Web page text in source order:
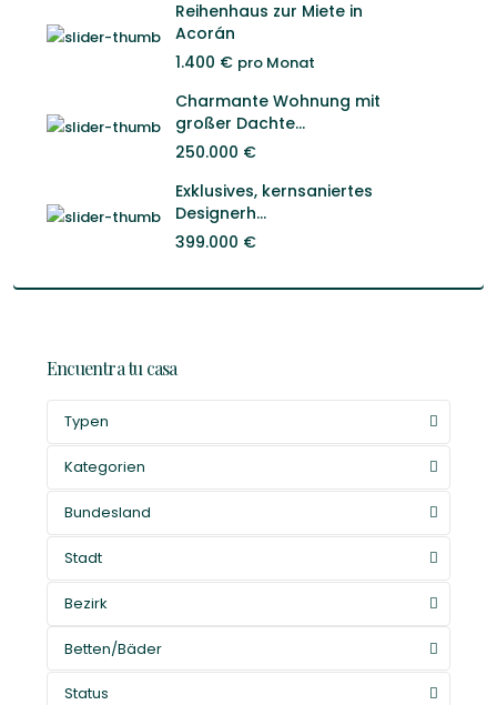
Reihenhaus zur Miete in
Acorán
1.400 € pro Monat
Charmante Wohnung mit
großer Dachte...
250.000 €
Exklusives, kernsaniertes
Designerh...
399.000 €
Encuentra tu casa
Typen
Kategorien
Bundesland
Stadt
Bezirk
Betten/Bäder
Status